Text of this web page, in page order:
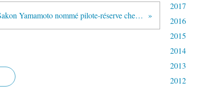
Sakon Yamamoto nommé pilote-réserve chez Virgin Racing
2017
2016
2015
2014
2013
2012